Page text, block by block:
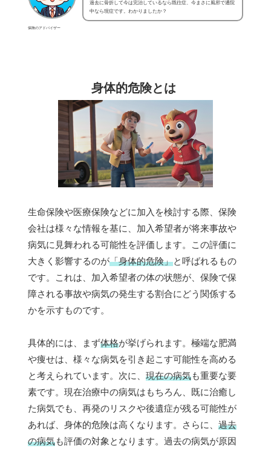
保険のアドバイザー
過去に骨折して今は完治しているなら既往症、今まさに風邪で通院
中なら現症です。わかりましたか？
身体的危険とは
生命保険や医療保険などに加入を検討する際、保険
会社は様々な情報を基に、加入希望者が将来事故や
病気に見舞われる可能性を評価します。この評価に
大きく影響するのが「身体的危険」と呼ばれるもの
です。これは、加入希望者の体の状態が、保険で保
障される事故や病気の発生する割合にどう関係する
かを示すものです。
具体的には、まず体格が挙げられます。極端な肥満
や痩せは、様々な病気を引き起こす可能性を高める
と考えられています。次に、 現在の病気も重要な要
素です。現在治療中の病気はもちろん、既に治癒し
た病気でも、再発のリスクや後遺症が残る可能性が
あれば、身体的危険は高くなります。さらに、 過去
の病気も評価の対象となります。過去の病気が原因